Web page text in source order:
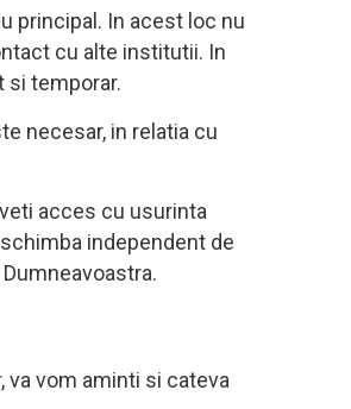
principal. In acest loc nu
cu alte institutii. In
si temporar.
necesar, in relatia cu
acces cu usurinta
independent de
va vom aminti si cateva